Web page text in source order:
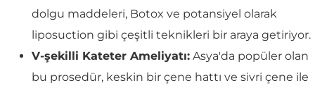
dolgu maddeleri, Botox ve potansiyel olarak
liposuction gibi çeşitli teknikleri bir araya getiriyor.
V-şekilli Kateter Ameliyatı: Asya'da popüler olan
bu prosedür, keskin bir çene hattı ve sivri çene ile